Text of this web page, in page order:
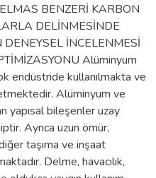
BENZERİ KARBON
DELİNMESİNDE
İNCELENMESİ
Alüminyum
endüstride kullanılmakta ve
Alüminyum ve
yapısal bileşenler uzay
Ayrıca uzun ömür,
taşıma ve inşaat
Delme, havacılık,